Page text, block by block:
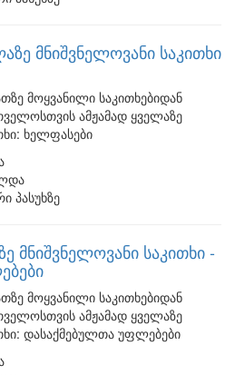
მნიშვნელოვანი საკითხი
მოყვანილი საკითხებიდან
ამჟამად ყველაზე
ხელფასები
პასუხზე
მნიშვნელოვანი საკითხი -
მოყვანილი საკითხებიდან
ამჟამად ყველაზე
დასაქმებულთა უფლებები